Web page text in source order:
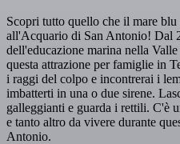
Scopri tutto quello che il mare
all'Acquario di San Antonio! Dal
dell'educazione marina nella
questa attrazione per famiglie in
i raggi del colpo e incontrerai i
imbatterti in una o due sirene.
galleggianti e guarda i rettili. C'è
e tanto altro da vivere durante
Antonio.